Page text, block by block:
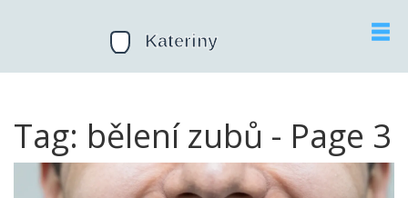
Tag: bělení zubů - Page 3